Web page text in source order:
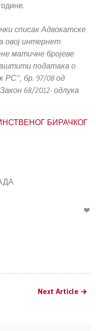
списак Адвокатске
овој интернет
матичне бројеве
података о
РС”, бр. 97/08 од
68/2012- одлука
БИРАЧКОГ
Next Article